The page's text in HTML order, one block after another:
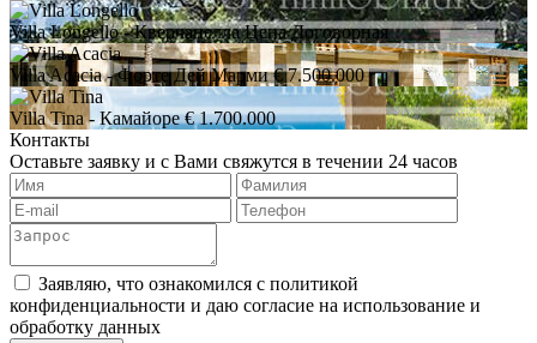
Villa Longello- Кверчанелла Цена Договорная
Villa Acacia- Форте Дей Марми € 7.500.000
Villa Tina- Камайоре € 1.700.000
Контакты
Оставьте заявку и с Вами свяжутся в течении 24 часов
Заявляю, что ознакомился с политикой
конфиденциальности и даю согласие на использование и
обработку данных